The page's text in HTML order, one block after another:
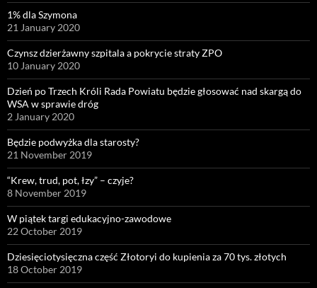
1% dla Szymona
21 January 2020
Czynsz dzierżawny szpitala a pokrycie straty ZPO
10 January 2020
Dzień po Trzech Króli Rada Powiatu będzie głosować nad skargą do
WSA w sprawie dróg
2 January 2020
Będzie podwyżka dla starosty?
21 November 2019
“Krew, trud, pot, łzy” – czyje?
8 November 2019
W piątek targi edukacyjno-zawodowe
22 October 2019
Dziesięciotysięczna część Złotoryi do kupienia za 70 tys. złotych
18 October 2019